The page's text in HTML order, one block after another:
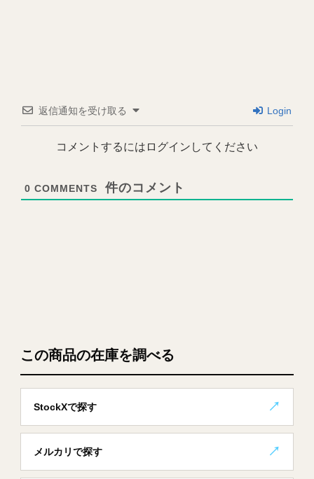
この商品の在庫を調べる
StockXで探す
メルカリで探す
返信通知を受け取る Login
コメントするにはログインしてください
0 COMMENTS